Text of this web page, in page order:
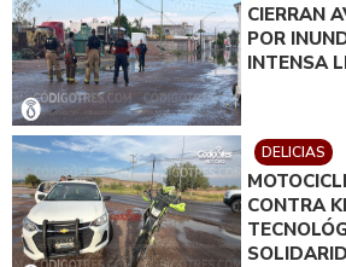
CIERRAN
POR
INTENSA
DELICIAS
CONTRA